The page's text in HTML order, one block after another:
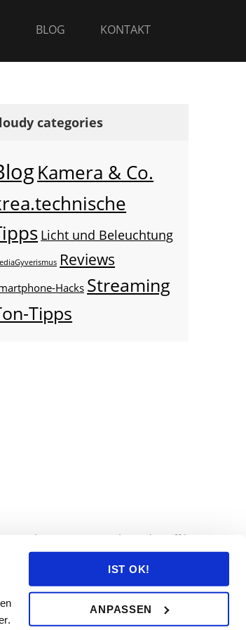
IST OK!
ANPASSEN
BLOG KONTAKT
categories
Kamera & Co.
Licht und Beleuchtung
Reviews
Hacks Streaming
Tipps
sich um einen Werbe- oder Affiliate
ich eine kleine Provision. Ich empfehle
Du hast dadurch keine Mehrkosten.